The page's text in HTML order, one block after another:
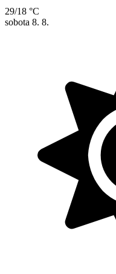
29/18 °C
sobota 8. 8.